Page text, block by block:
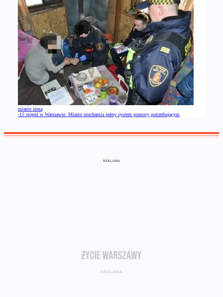
miasto zimą
-15 stopni w Warszawie. Miasto uruchamia pełny system pomocy potrzebującym
REKLAMA